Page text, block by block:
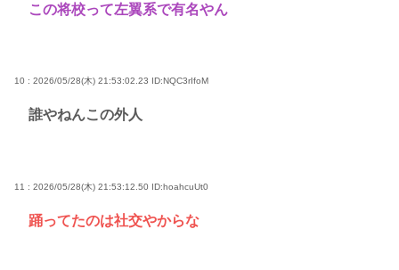
この将校って左翼系で有名やん
10 : 2026/05/28(木) 21:53:02.23 ID:NQC3rIfoM
誰やねんこの外人
11 : 2026/05/28(木) 21:53:12.50 ID:hoahcuUt0
踊ってたのは社交やからな